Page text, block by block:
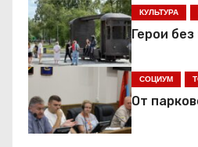
ц
и
я
п
КУЛЬТУРА
Герои
СОЦИУМ
От